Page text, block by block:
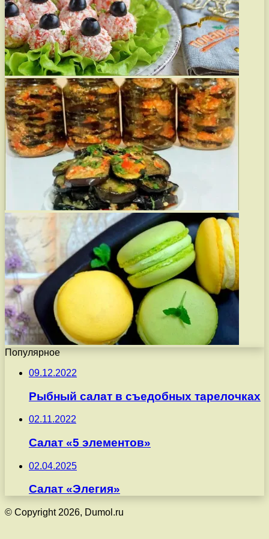
Популярное
09.12.2022
Рыбный салат в съедобных тарелочках
02.11.2022
Салат «5 элементов»
02.04.2025
Салат «Элегия»
© Copyright 2026, Dumol.ru